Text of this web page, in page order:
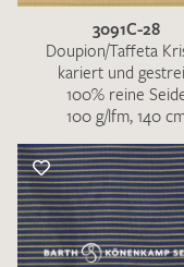
3091C-28
Doupion/Taffeta
kariert und
100% reine
100 g/lfm, 140